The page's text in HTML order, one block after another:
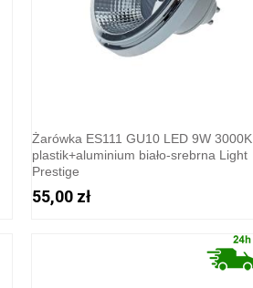
Żarówka ES111 GU10 LED 9W 3000K
plastik+aluminium biało-srebrna Light
Prestige
55,00 zł